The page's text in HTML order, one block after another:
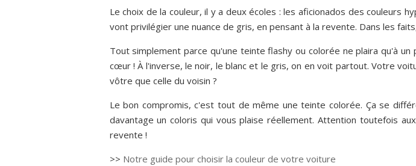
Le choix de la couleur, il y a deux écoles : les aficionados des couleurs
vont privilégier une nuance de gris, en pensant à la revente. Dans les
Tout simplement parce qu'une teinte flashy ou colorée ne plaira qu'à
cœur ! À l'inverse, le noir, le blanc et le gris, on en voit partout. Votre
vôtre que celle du voisin ?
Le bon compromis, c'est tout de même une teinte colorée. Ça se
davantage un coloris qui vous plaise réellement. Attention toutefois
revente !
>> Notre guide pour choisir la couleur de votre voiture